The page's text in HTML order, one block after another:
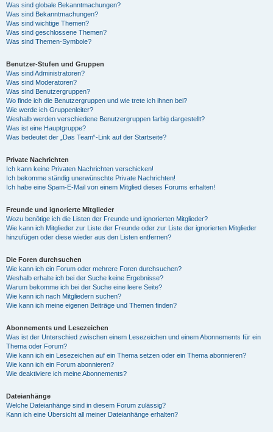
Was sind globale Bekanntmachungen?
Was sind Bekanntmachungen?
Was sind wichtige Themen?
Was sind geschlossene Themen?
Was sind Themen-Symbole?
Benutzer-Stufen und Gruppen
Was sind Administratoren?
Was sind Moderatoren?
Was sind Benutzergruppen?
Wo finde ich die Benutzergruppen und wie trete ich ihnen bei?
Wie werde ich Gruppenleiter?
Weshalb werden verschiedene Benutzergruppen farbig dargestellt?
Was ist eine Hauptgruppe?
Was bedeutet der „Das Team“-Link auf der Startseite?
Private Nachrichten
Ich kann keine Privaten Nachrichten verschicken!
Ich bekomme ständig unerwünschte Private Nachrichten!
Ich habe eine Spam-E-Mail von einem Mitglied dieses Forums erhalten!
Freunde und ignorierte Mitglieder
Wozu benötige ich die Listen der Freunde und ignorierten Mitglieder?
Wie kann ich Mitglieder zur Liste der Freunde oder zur Liste der ignorierten Mitglieder
hinzufügen oder diese wieder aus den Listen entfernen?
Die Foren durchsuchen
Wie kann ich ein Forum oder mehrere Foren durchsuchen?
Weshalb erhalte ich bei der Suche keine Ergebnisse?
Warum bekomme ich bei der Suche eine leere Seite?
Wie kann ich nach Mitgliedern suchen?
Wie kann ich meine eigenen Beiträge und Themen finden?
Abonnements und Lesezeichen
Was ist der Unterschied zwischen einem Lesezeichen und einem Abonnements für ein
Thema oder Forum?
Wie kann ich ein Lesezeichen auf ein Thema setzen oder ein Thema abonnieren?
Wie kann ich ein Forum abonnieren?
Wie deaktiviere ich meine Abonnements?
Dateianhänge
Welche Dateianhänge sind in diesem Forum zulässig?
Kann ich eine Übersicht all meiner Dateianhänge erhalten?